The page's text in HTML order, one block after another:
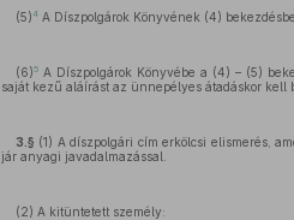
(5)4A Díszpolgárok Könyvének (4)
(6)5A Díszpolgárok Könyvébe a (4) – (5)
saját kezű aláírást az ünnepélyes átadáskor kell
3.§ (1) A díszpolgári cím erkölcsi elismerés,
jár anyagi javadalmazással.
(2) A kitüntetett személy: